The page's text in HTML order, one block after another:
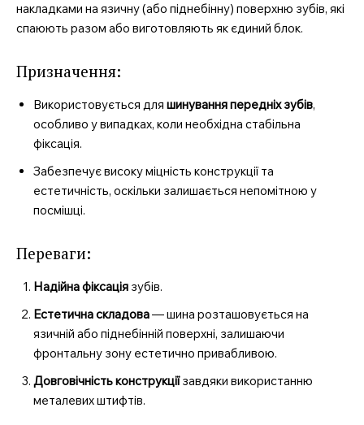
накладками на язичну (або піднебінну) поверхню зубів, які
спаюють разом або виготовляють як єдиний блок.
Призначення:
Використовується для шинування передніх зубів,
особливо у випадках, коли необхідна стабільна
фіксація.
Забезпечує високу міцність конструкції та
естетичність, оскільки залишається непомітною у
посмішці.
Переваги:
Надійна фіксація зубів.
Естетична складова— шина розташовується на
язичній або піднебінній поверхні, залишаючи
фронтальну зону естетично привабливою.
Довговічність конструкціїзавдяки використанню
металевих штифтів.